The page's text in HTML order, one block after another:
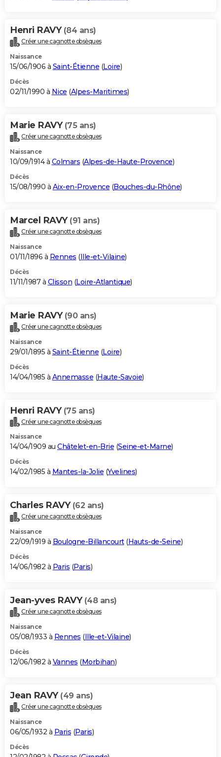
Henri RAVY (84 ans)
Créer une cagnotte obsèques
Naissance
15/06/1906 à Saint-Étienne (Loire)
Décès
02/11/1990 à Nice (Alpes-Maritimes)
Marie RAVY (75 ans)
Créer une cagnotte obsèques
Naissance
10/09/1914 à Colmars (Alpes-de-Haute-Provence)
Décès
15/08/1990 à Aix-en-Provence (Bouches-du-Rhône)
Marcel RAVY (91 ans)
Créer une cagnotte obsèques
Naissance
01/11/1896 à Rennes (Ille-et-Vilaine)
Décès
11/11/1987 à Clisson (Loire-Atlantique)
Marie RAVY (90 ans)
Créer une cagnotte obsèques
Naissance
29/01/1895 à Saint-Étienne (Loire)
Décès
14/04/1985 à Annemasse (Haute-Savoie)
Henri RAVY (75 ans)
Créer une cagnotte obsèques
Naissance
14/04/1909 au Châtelet-en-Brie (Seine-et-Marne)
Décès
14/02/1985 à Mantes-la-Jolie (Yvelines)
Charles RAVY (62 ans)
Créer une cagnotte obsèques
Naissance
22/09/1919 à Boulogne-Billancourt(Hauts-de-Seine)
Décès
14/06/1982 à Paris (Paris)
Jean-yves RAVY (48 ans)
Créer une cagnotte obsèques
Naissance
05/08/1933 à Rennes (Ille-et-Vilaine)
Décès
12/06/1982 à Vannes (Morbihan)
Jean RAVY (49 ans)
Créer une cagnotte obsèques
Naissance
06/05/1932 à Paris (Paris)
Décès